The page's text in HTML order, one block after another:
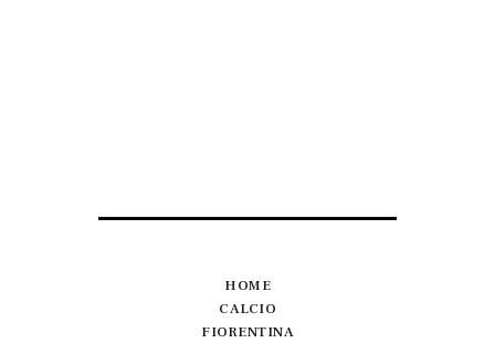
HOME
CALCIO
FIORENTINA